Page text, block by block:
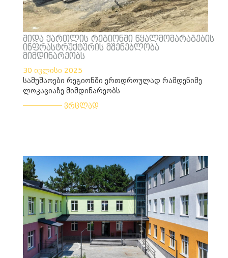
შიდა ქართლის რეგიონში წყალმომარაგების
ინფრასტრუქტურის მშენებლობა
მიმდინარეობს
30 ივლისი 2025
სამუშაოები რეგიონში ერთდროულად რამდენიმე
ლოკაციაზე მიმდინარეობს
ვრცლად